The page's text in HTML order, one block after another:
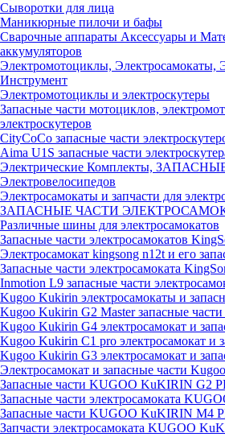
Сыворотки для лица
Маникюрные пилочи и бафы
Сварочные аппараты Аксессуары и
аккумуляторов
Электромотоциклы, Электросамокаты,
Инструмент
Электромотоциклы и электроскутеры
Запасные части мотоциклов,
электроскутеров
CityCoCo запасные части
Aima U1S запасные части
Электрические Комплекты,
Электровелосипедов
Электросамокаты и запчасти для
ЗАПАСНЫЕ ЧАСТИ
Различные шины для электросамокатов
Запасные части электросамокатов
Электросамокат kingsong n12t и его
Запасные части электросамоката
Inmotion L9 запасные части
Kugoo Kukirin электросамокаты и
Kugoo Kukirin G2 Master запасные части
Kugoo Kukirin G4 электросамокат и
Kugoo Kukirin C1 pro электросамокат и
Kugoo Kukirin G3 электросамокат и
Электросамокат и запасные части
Запасные части KUGOO KuKIRIN G2
Запасные части электросамоката
Запасные части KUGOO KuKIRIN M4
Запчасти электросамоката KUGOO